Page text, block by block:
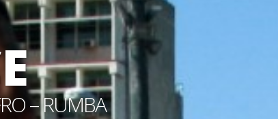
– RUMBA